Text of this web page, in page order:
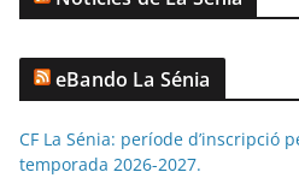
eBando La Sénia
CF La Sénia: període d’inscripció
temporada 2026-2027.